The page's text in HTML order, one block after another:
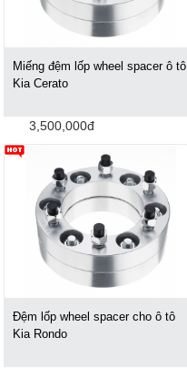
Miếng đệm lốp wheel spacer ô tô
Kia Cerato
3,500,000đ
Đệm lốp wheel spacer cho ô tô
Kia Rondo